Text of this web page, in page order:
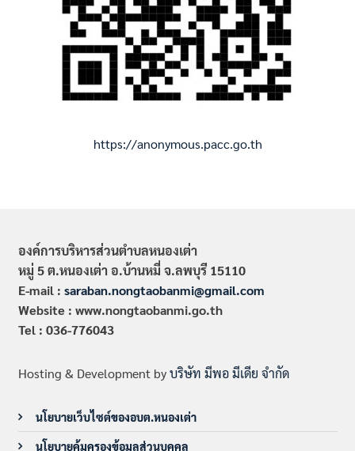
https://anonymous.pacc.go.th
องค์การบริหารส่วนตำบลหนองเต่า
หมู่ 5 ต.หนองเต่า อ.บ้านหมี่ จ.ลพบุรี 15110
E-mail : saraban.nongtaobanmi@gmail.com
Website : www.nongtaobanmi.go.th
Tel : 036-776043
Hosting & Development byบริษัท มีพอ มีเดีย จำกัด
นโยบายเว็บไซต์ของอบต.หนองเต่า
นโยบายคุ้มครองข้อมูลส่วนบุคคล